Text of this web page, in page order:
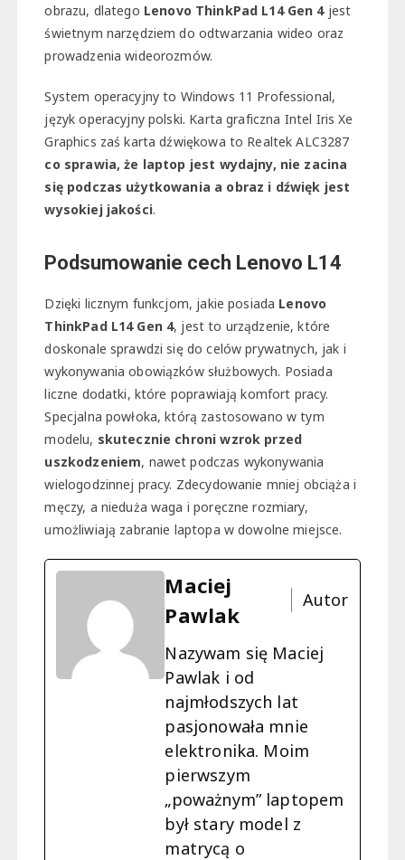
obrazu, dlatego Lenovo ThinkPad L14 Gen 4jest
świetnym narzędziem do odtwarzania wideo oraz
prowadzenia wideorozmów.
System operacyjny to Windows 11 Professional,
język operacyjny polski. Karta graficzna Intel Iris Xe
Graphics zaś karta dźwiękowa to Realtek ALC3287
co sprawia, że laptop jest wydajny, nie zacina
się podczas użytkowania a obraz i dźwięk jest
wysokiej jakości.
Podsumowanie cech Lenovo L14
Dzięki licznym funkcjom, jakie posiada Lenovo
ThinkPad L14 Gen 4, jest to urządzenie, które
doskonale sprawdzi się do celów prywatnych, jak i
wykonywania obowiązków służbowych. Posiada
liczne dodatki, które poprawiają komfort pracy.
Specjalna powłoka, którą zastosowano w tym
modelu, skutecznie chroni wzrok przed
uszkodzeniem, nawet podczas wykonywania
wielogodzinnej pracy. Zdecydowanie mniej obciąża i
męczy, a nieduża waga i poręczne rozmiary,
umożliwiają zabranie laptopa w dowolne miejsce.
Maciej
Pawlak
Autor
Nazywam się Maciej
Pawlak i od
najmłodszych lat
pasjonowała mnie
elektronika. Moim
pierwszym
„poważnym” laptopem
był stary model z
matrycą o